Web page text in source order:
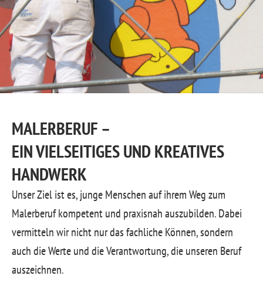
MALERBERUF –
EIN VIELSEITIGES UND KREATIVES
HANDWERK
Unser Ziel ist es, junge Menschen auf ihrem Weg zum
Malerberuf kompetent und praxisnah auszubilden. Dabei
vermitteln wir nicht nur das fachliche Können, sondern
auch die Werte und die Verantwortung, die unseren Beruf
auszeichnen.